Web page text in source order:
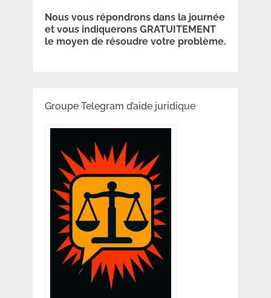
Nous vous répondrons dans la journée
et vous indiquerons GRATUITEMENT
le moyen de résoudre votre problème.
Groupe Telegram d’aide juridique